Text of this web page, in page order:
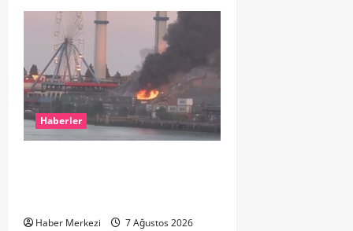
Haberler
Haber Merkezi
7 Ağustos 2026